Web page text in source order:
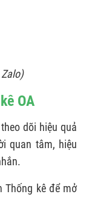
OA
dõi hiệu quả
quan tâm, hiệu
Thống kê để mở